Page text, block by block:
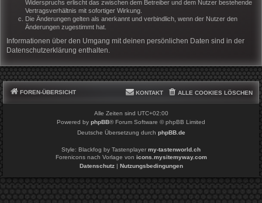
Widerspruchs erlischt das zwischen dem Betreiber und dem Nutzer bestehende
Vertragsverhältnis mit sofortiger Wirkung.
Die Änderungen gelten als anerkannt und verbindlich, wenn der Nutzer den
Änderungen zugestimmt hat.
Informationen über den Umgang mit deinen persönlichen Daten sind in der
Datenschutzerklärung enthalten.
FOREN-ÜBERSICHT ALLE COOKIES LÖSCHEN
KONTAKT
Alle Zeiten sind UTC+02:00
Powered by phpBB® Forum Software © phpBB Limited
Deutsche Übersetzung durch phpBB.de
Style: Blackfog by Tastenplayer my-tastenworld.ch
Forenicons nach Vorlage von icons.mysitemyway.com
Datenschutz| Nutzungsbedingungen